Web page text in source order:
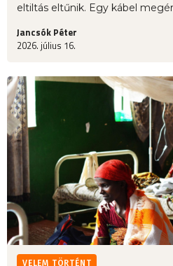
eltiltás eltűnik. Egy kábel
Jancsók Péter
2026. július 16.
VELEM TÖRTÉNT